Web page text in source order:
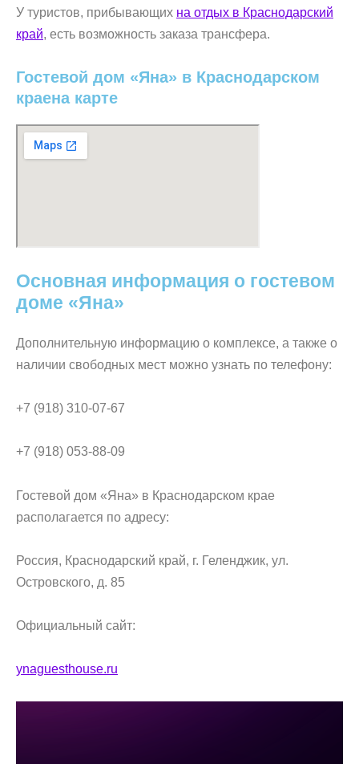
У туристов, прибывающих на отдых в Краснодарский
край, есть возможность заказа трансфера.
Гостевой дом «Яна» в Краснодарском
краена карте
Основная информация о гостевом
доме «Яна»
Дополнительную информацию о комплексе, а также о
наличии свободных мест можно узнать по телефону:
+7 (918) 310-07-67
+7 (918) 053-88-09
Гостевой дом «Яна» в Краснодарском крае
располагается по адресу:
Россия, Краснодарский край, г. Геленджик, ул.
Островского, д. 85
Официальный сайт:
ynaguesthouse.ru